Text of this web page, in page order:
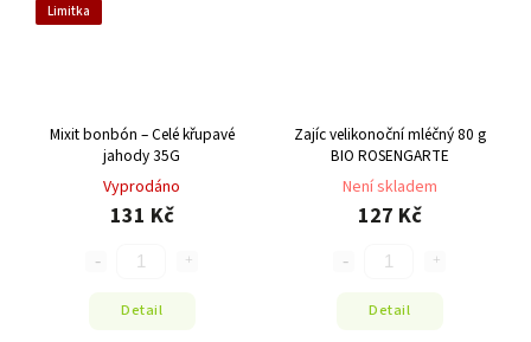
Limitka
Mixit bonbón – Celé křupavé
jahody 35G
Vyprodáno
131 Kč
Detail
Zajíc velikonoční mléčný 80 g
BIO ROSENGARTE
Není skladem
127 Kč
Detail